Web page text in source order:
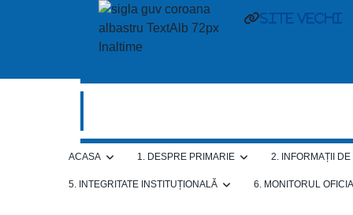
site vechi
ACASA 1. DESPRE PRIMARIE 2. INFORMAȚII
5. INTEGRITATE INSTITUȚIONALĂ 6. MONITORUL